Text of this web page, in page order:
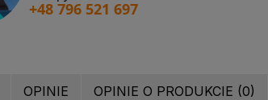
+48 796 521 697
OPINIE OPINIE O PRODUKCIE (0)